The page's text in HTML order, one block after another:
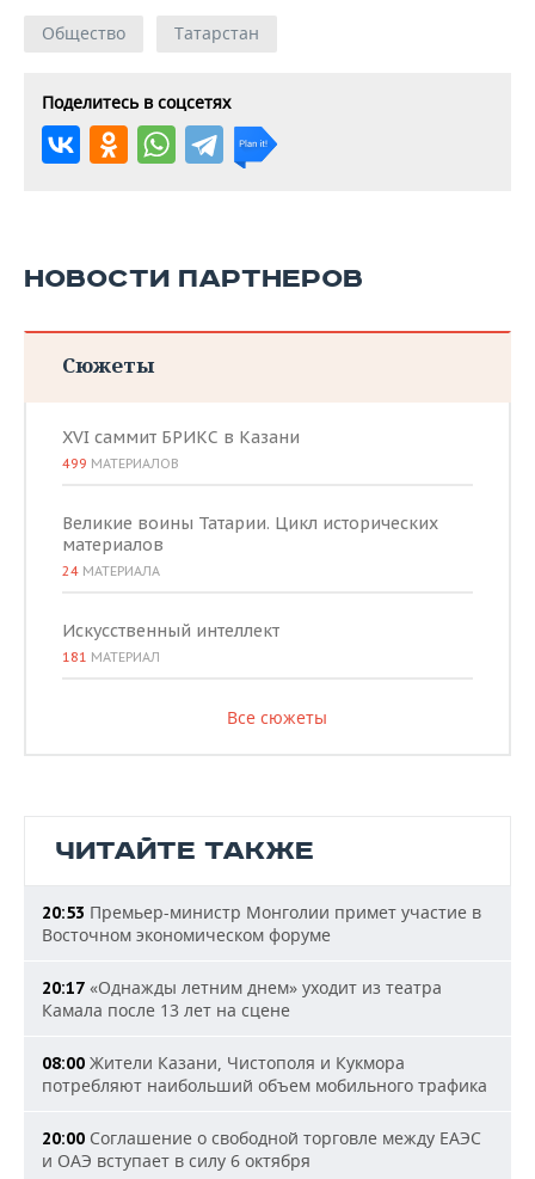
Общество Татарстан
Поделитесь в соцсетях
НОВОСТИ ПАРТНЕРОВ
Сюжеты
XVI саммит БРИКС в Казани
499 МАТЕРИАЛОВ
Великие воины Татарии. Цикл исторических
материалов
24 МАТЕРИАЛА
Искусственный интеллект
181 МАТЕРИАЛ
Все сюжеты
ЧИТАЙТЕ ТАКЖЕ
20:53 Премьер-министр Монголии примет участие в
Восточном экономическом форуме
20:17 «Однажды летним днем» уходит из театра
Камала после 13 лет на сцене
08:00 Жители Казани, Чистополя и Кукмора
потребляют наибольший объем мобильного трафика
20:00 Соглашение о свободной торговле между ЕАЭС
и ОАЭ вступает в силу 6 октября